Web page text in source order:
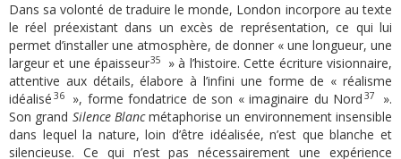
Dans sa volonté de traduire le monde, London incorpore au texte
le réel préexistant dans un excès de représentation, ce qui lui
permet d’installer une atmosphère, de donner « une longueur, une
largeur et une épaisseur35
» à l’histoire. Cette écriture visionnaire,
attentive aux détails, élabore à l’infini une forme de « réalisme
idéalisé36 », forme fondatrice de son « imaginaire du Nord37
».
Son grand Silence Blancmétaphorise un environnement insensible
dans lequel la nature, loin d’être idéalisée, n’est que blanche et
silencieuse. Ce qui n’est pas nécessairement une expérience